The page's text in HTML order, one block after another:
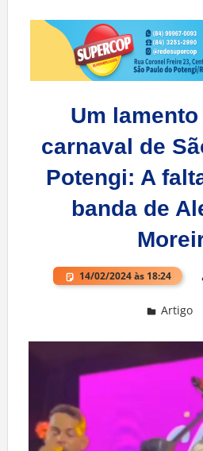
Um
carnaval de
Potengi: A
banda de
14/02/2024 às 18:24
Artigo